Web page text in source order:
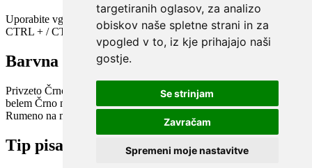
targetiranih oglasov, za analizo
obiskov naše spletne strani in za
vpogled v to, iz kje prihajajo naši
gostje.
Se strinjam
Zavračam
Spremeni moje nastavitve
Uporabite vgrajeno funkcijo brskalnika
CTRL + / CTRL -
Barvna shema
Privzeto Črno na belem Belo na črnem Črno na bež
belem Črno na zelenem
Modro na rumenem
Rumeno na modrem
Turkizno na črnem Črno na vijoličnem
Tip pisave